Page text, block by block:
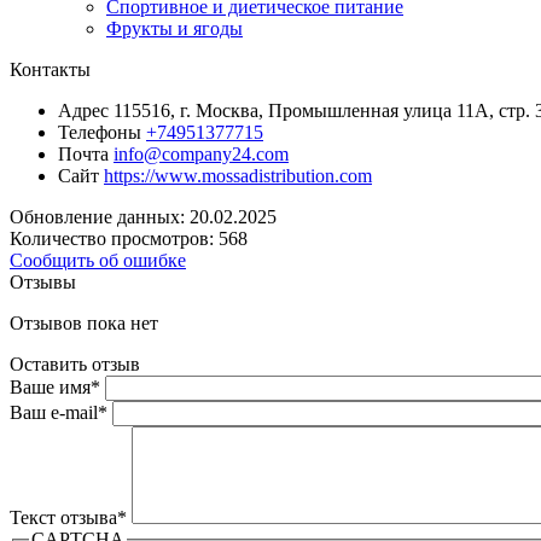
Спортивное и диетическое питание
Фрукты и ягоды
Контакты
Адрес 115516, г. Москва, Промышленная улица 11А, стр.
Телефоны +74951377715
Почта info@company24.com
Сайт https://www.mossadistribution.com
Обновление данных: 20.02.2025
Количество просмотров: 568
Сообщить об ошибке
Отзывы
Отзывов пока нет
Оставить отзыв
Ваше имя*
Ваш e-mail*
Текст отзыва*